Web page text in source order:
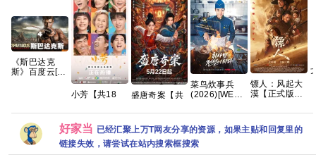
《斯巴达克
斯》百度云[百
小芳【共18
HDR】手慢无
🈲 【王影璐、
辛云来｜喜剧/
治愈】 小芳出
嫁，鸡飞狗跳
盛唐奇案【共
清】悬疑/探
案】夸克
菜鸟炊事兵
(2026)[WEB-
封简繁英][喜
剧/奇幻]
[1.6GB/集]
镖人：风起大
漠【正式版】
京、谢霆锋｜
武侠/动作】
【蓝光原盘
粤双语】夸克
好家当 已经汇聚上万T网友分享的资源，如果主贴和回复里的
链接失效，请尝试在站内搜索框搜索